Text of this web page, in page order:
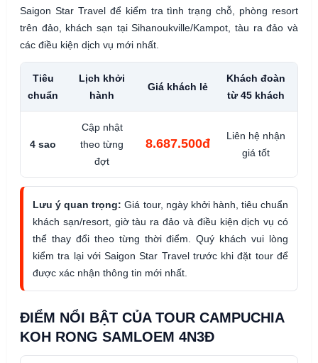
Saigon Star Travel để kiểm tra tình trạng chỗ, phòng resort
trên đảo, khách sạn tại Sihanoukville/Kampot, tàu ra đảo và
các điều kiện dịch vụ mới nhất.
Tiêu
chuẩn
Lịch khởi
hành
Giá khách lẻ
Khách đoàn
từ 45 khách
4 sao
Cập nhật
theo từng
đợt
8.687.500đ
Liên hệ nhận
giá tốt
Lưu ý quan trọng: Giá tour, ngày khởi hành, tiêu chuẩn
khách sạn/resort, giờ tàu ra đảo và điều kiện dịch vụ có
thể thay đổi theo từng thời điểm. Quý khách vui lòng
kiểm tra lại với Saigon Star Travel trước khi đặt tour để
được xác nhận thông tin mới nhất.
ĐIỂM NỔI BẬT CỦA TOUR CAMPUCHIA
KOH RONG SAMLOEM 4N3Đ